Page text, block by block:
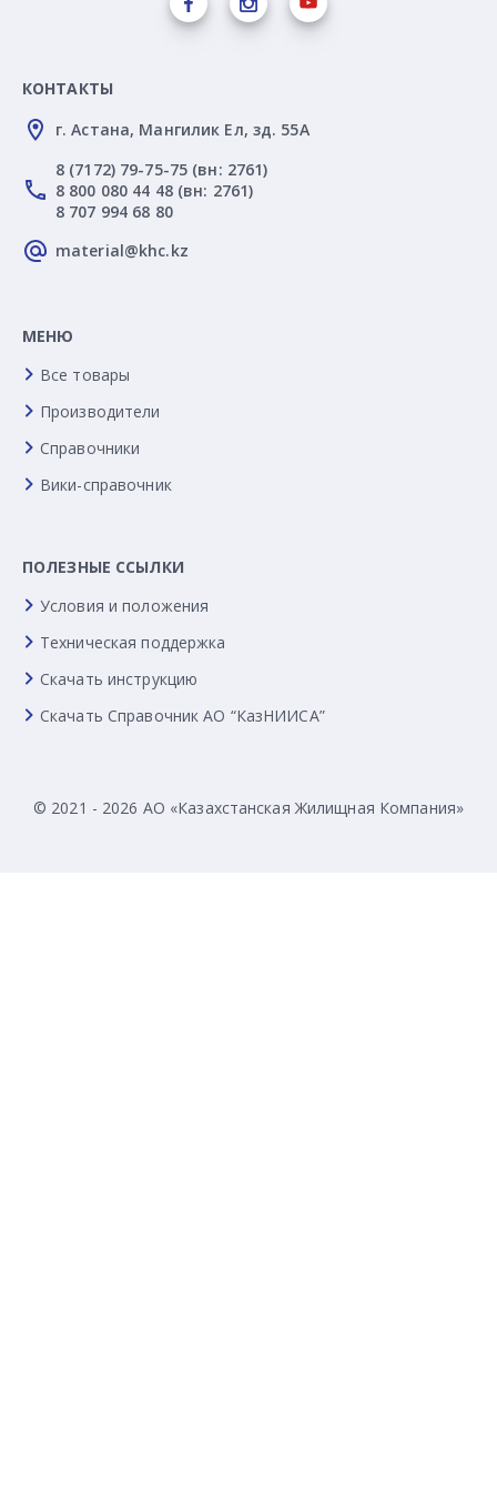
КОНТАКТЫ
г. Астана, Мангилик Ел, зд. 55А
8 (7172) 79-75-75 (вн: 2761)
8 800 080 44 48 (вн: 2761)
8 707 994 68 80
material@khc.kz
МЕНЮ
Все товары
Производители
Справочники
Вики-справочник
ПОЛЕЗНЫЕ ССЫЛКИ
Условия и положения
Техническая поддержка
Скачать инструкцию
Скачать Справочник АО “КазНИИСА”
© 2021 - 2026 АО «Казахстанская Жилищная Компания»